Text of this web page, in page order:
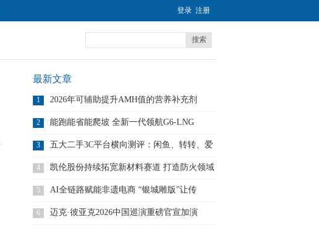
登录 注册
搜索
最新文章
1 2026年可辅助提升AMH值的营养补充剂
2 能跑能省能爬坡 全新一代领航G6-LNG
3 五大二手3C平台横向测评：闲鱼、转转、爱
4 凯伦股份持续拓宽新材料赛道 打造防火领域
5 AI全链路赋能非遗电商 “银城雕版”让传
6 迈克·彼亚克2026中国巡演重磅官宣加演